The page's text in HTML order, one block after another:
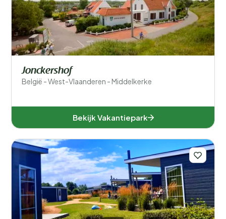
Jonckershof
België - West-Vlaanderen - Middelkerke
Bekijk Vakantiepark